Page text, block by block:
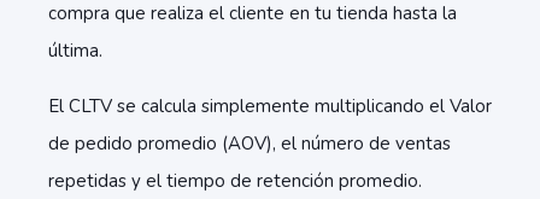
compra que realiza el cliente en tu tienda hasta la
última.
El CLTV se calcula simplemente multiplicando el Valor
de pedido promedio (AOV), el número de ventas
repetidas y el tiempo de retención promedio.